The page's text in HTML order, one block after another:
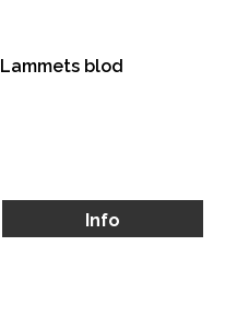
I Lammets blod
Info